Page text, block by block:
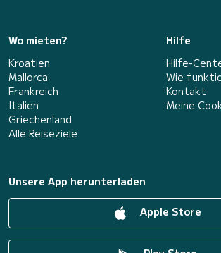
Wo mieten?
Kroatien
Mallorca
Frankreich
Italien
Griechenland
Alle Reiseziele
Hilfe
Hilfe-
Wie
Kontakt
Meine
Unsere App herunterladen
Apple Store